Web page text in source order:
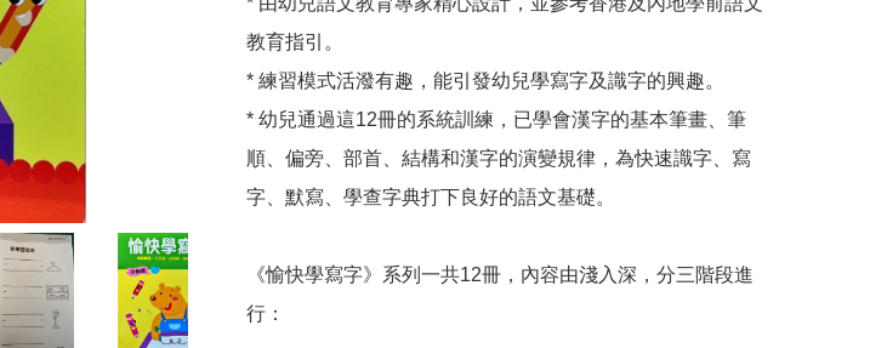
教育指引。
* 練習模式活潑有趣，能引發幼兒學寫字及識字的興趣。
* 幼兒通過這12冊的系統訓練，已學會漢字的基本筆畫、筆
順、偏旁、部首、結構和漢字的演變規律，為快速識字、寫
字、默寫、學查字典打下良好的語文基礎。
《愉快學寫字》系列一共12冊，內容由淺入深，分三階段進
行：